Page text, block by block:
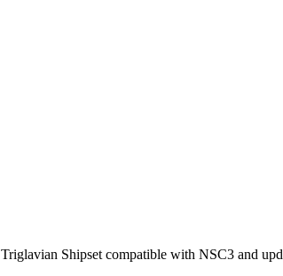
Shipset compatible with NSC3 and